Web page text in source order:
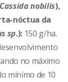
nobilis),
nóctua da
sp.): 150 g/ha.
no máximo
mínimo de 10